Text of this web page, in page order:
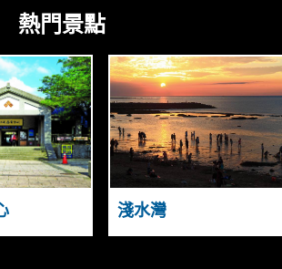
NO
R
T
H
O
A
T
G
S
H
A
N
N
S
A
熱門景點
淺水灣